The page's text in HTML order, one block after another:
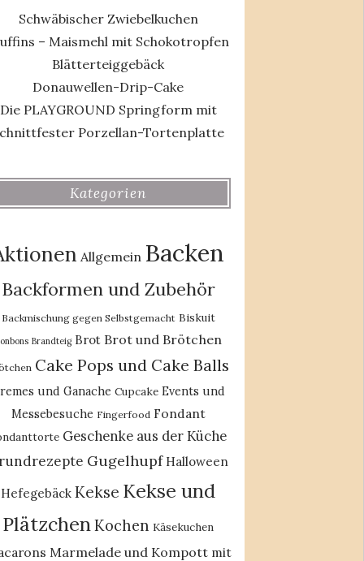
Schwäbischer Zwiebelkuchen
– Maismehl mit Schokotropfen
Blätterteiggebäck
Donauwellen-Drip-Cake
Die PLAYGROUND Springform mit
Porzellan-Tortenplatte
Kategorien
Allgemein Backen
Backformen und Zubehör
Backmischung gegen Selbstgemacht Biskuit
Brandteig Brot Brot und Brötchen
Cake Pops und Cake Balls
und Ganache Cupcake Events und
Messebesuche Fingerfood Fondant
Geschenke aus der Küche
Gugelhupf Halloween
Hefegebäck Kekse Kekse und
PlätzchenKochen Käsekuchen
Marmelade und Kompott mit